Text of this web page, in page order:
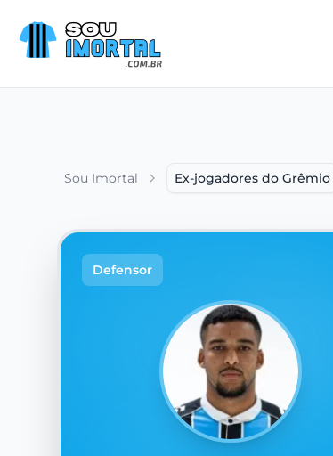
Sou Imortal Ex-jogadores do Grêmio
Defensor